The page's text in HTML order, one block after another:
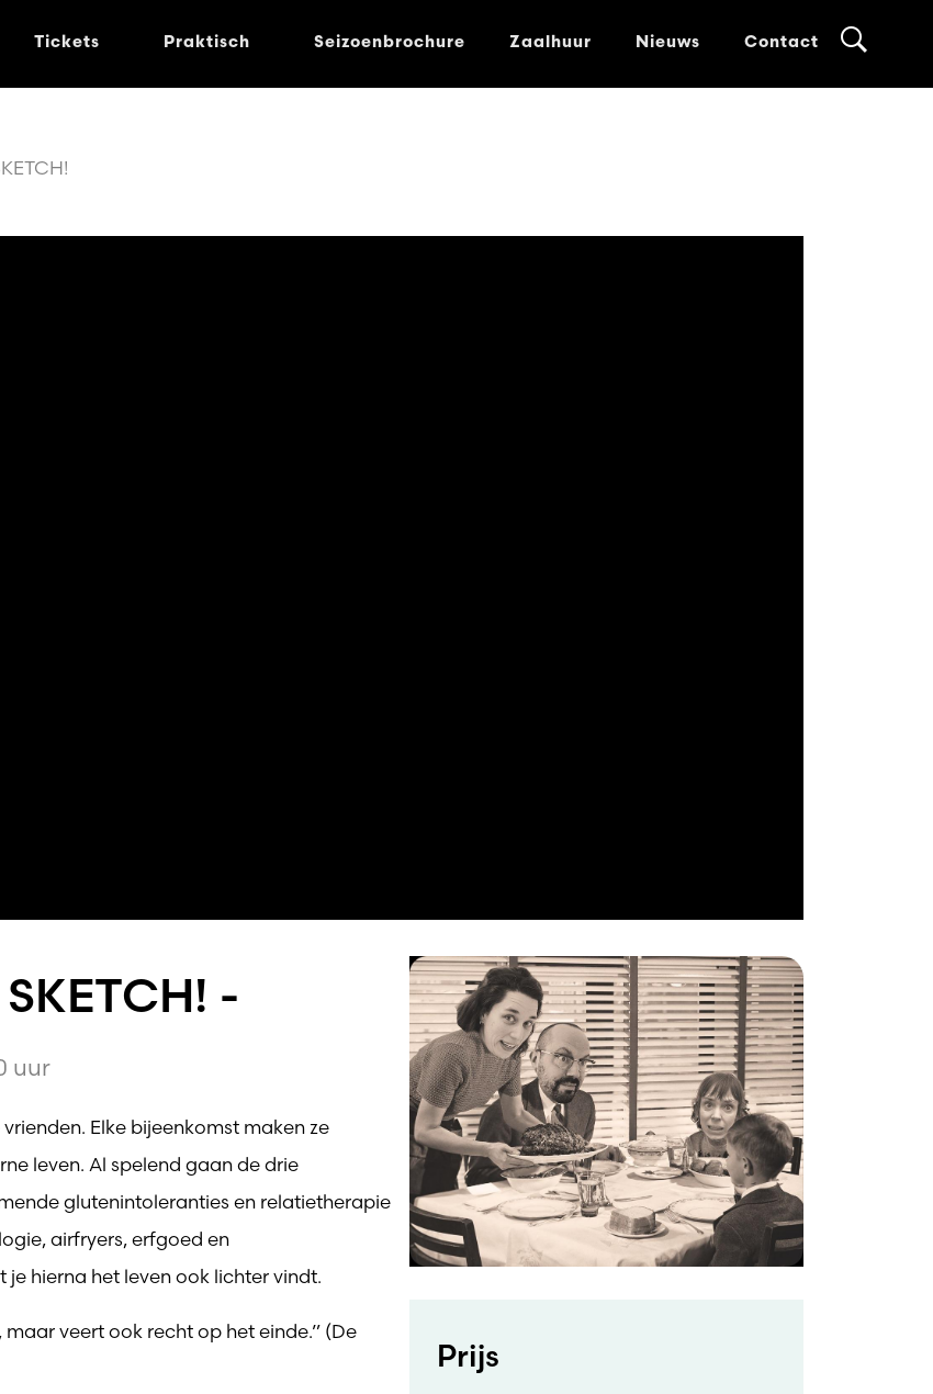
Tickets Praktisch Seizoenbrochure Zaalhuur Nieuws Contact
-
uur
Elke bijeenkomst maken ze
leven. Al spelend gaan de drie
glutenintoleranties en relatietherapie
airfryers, erfgoed en
hierna het leven ook lichter vindt.
maar veert ook recht op het einde.” (De
Prijs